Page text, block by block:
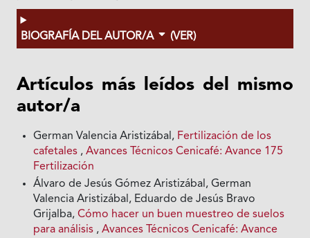
BIOGRAFÍA DEL AUTOR/A (VER)
Artículos más leídos del mismo
autor/a
German Valencia Aristizábal, Fertilización de los
cafetales ,Avances Técnicos Cenicafé: Avance 175
Fertilización
Álvaro de Jesús Gómez Aristizábal, German
Valencia Aristizábal, Eduardo de Jesús Bravo
Grijalba,Cómo hacer un buen muestreo de suelos
para análisis ,Avances Técnicos Cenicafé: Avance